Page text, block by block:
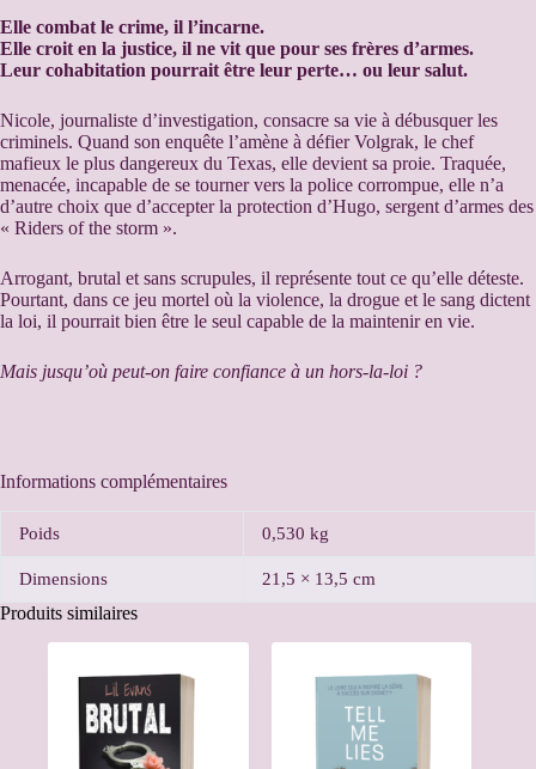
n
a
t
v
e
:
Elle combat le crime, il l’incarne.
Elle croit en la justice, il ne vit que pour ses frères d’armes.
Leur cohabitation pourrait être leur perte… ou leur salut.
Nicole, journaliste d’investigation, consacre sa vie à débusquer les
criminels. Quand son enquête l’amène à défier Volgrak, le chef
mafieux le plus dangereux du Texas, elle devient sa proie. Traquée,
menacée, incapable de se tourner vers la police corrompue, elle n’a
d’autre choix que d’accepter la protection d’Hugo, sergent d’armes des
« Riders of the storm ».
Arrogant, brutal et sans scrupules, il représente tout ce qu’elle déteste.
Pourtant, dans ce jeu mortel où la violence, la drogue et le sang dictent
la loi, il pourrait bien être le seul capable de la maintenir en vie.
Mais jusqu’où peut-on faire confiance à un hors-la-loi ?
Informations complémentaires
Poids 0,530 kg
Dimensions 21,5 × 13,5 cm
Produits similaires